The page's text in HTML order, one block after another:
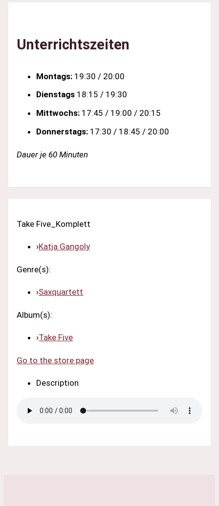
Unterrichtszeiten
Montags: 19:30 / 20:00
Dienstags 18:15 / 19:30
Mittwochs: 17:45 / 19:00 / 20:15
Donnerstags: 17:30 / 18:45 / 20:00
Dauer je 60 Minuten
Take Five_Komplett
›Katja Gangoly
Genre(s):
›Saxquartett
Album(s):
›Take Five
Go to the store page
Description